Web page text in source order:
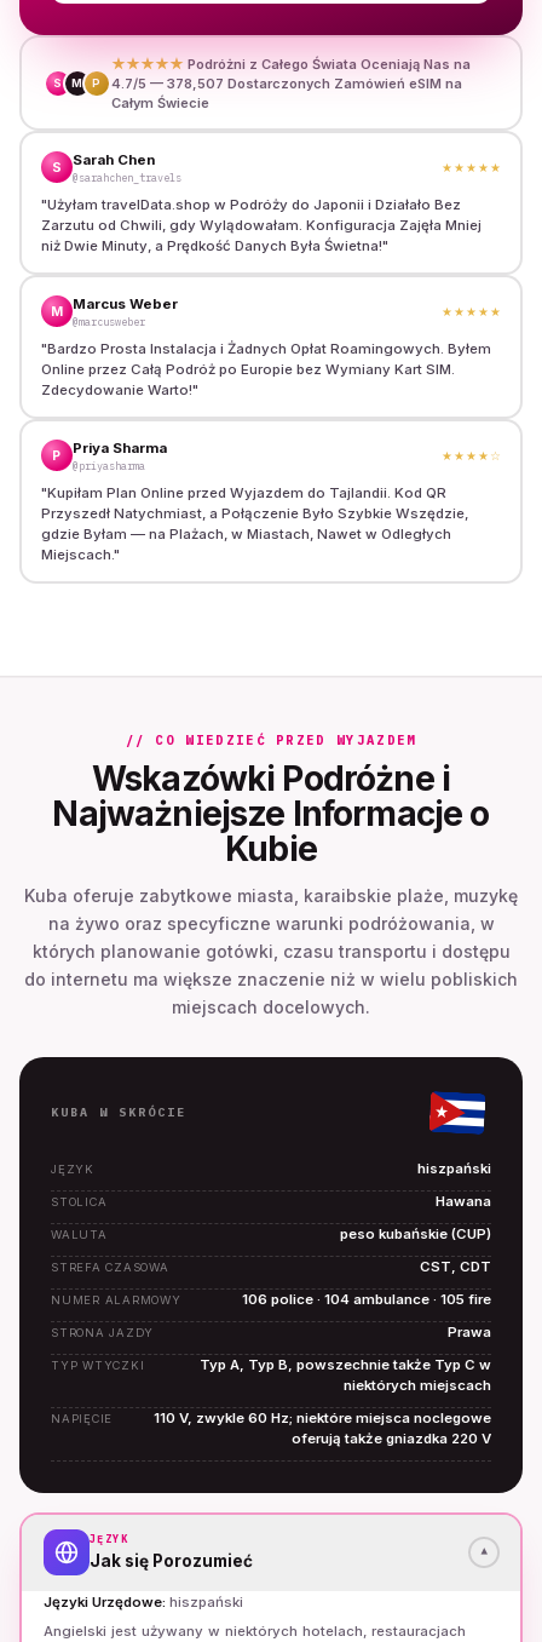
S M P
★★★★★ Podróżni z Całego Świata Oceniają Nas na
4.7/5 — 378,507 Dostarczonych Zamówień eSIM na
Całym Świecie
S Sarah Chen
@sarahchen_travels
★★★★★
"Użyłam travelData.shop w Podróży do Japonii i Działało Bez
Zarzutu od Chwili, gdy Wylądowałam. Konfiguracja Zajęła Mniej
niż Dwie Minuty, a Prędkość Danych Była Świetna!"
M Marcus Weber
@marcusweber
★★★★★
"Bardzo Prosta Instalacja i Żadnych Opłat Roamingowych. Byłem
Online przez Całą Podróż po Europie bez Wymiany Kart SIM.
Zdecydowanie Warto!"
P Priya Sharma
@priyasharma
★★★★ ☆
"Kupiłam Plan Online przed Wyjazdem do Tajlandii. Kod QR
Przyszedł Natychmiast, a Połączenie Było Szybkie Wszędzie,
gdzie Byłam — na Plażach, w Miastach, Nawet w Odległych
Miejscach. "
// CO WIEDZIEĆ PRZED WYJAZDEM
Wskazówki Podróżne i
Najważniejsze Informacje o
Kubie
Kuba oferuje zabytkowe miasta, karaibskie plaże, muzykę
na żywo oraz specyficzne warunki podróżowania, w
których planowanie gotówki, czasu transportu i dostępu
do internetu ma większe znaczenie niż w wielu pobliskich
miejscach docelowych.
KUBA W SKRÓCIE
JĘZYK hiszpański
STOLICA Hawana
WALUTA peso kubańskie (CUP)
STREFA CZASOWA CST, CDT
NUMER ALARMOWY 106 police · 104 ambulance · 105 fire
STRONA JAZDY Prawa
TYP WTYCZKI
Typ A, Typ B, powszechnie także Typ C w
niektórych miejscach
NAPIĘCIE
110 V, zwykle 60 Hz; niektóre miejsca noclegowe
oferują także gniazdka 220 V
JĘZYK
Jak się Porozumieć ▾
Języki Urzędowe: hiszpański
Angielski jest używany w niektórych hotelach, restauracjach